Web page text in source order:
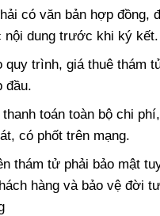
có văn bản hợp đồng,
nội dung trước khi ký kết.
quy trình, giá thuê thám
đầu.
thanh toán toàn bộ chi
có phốt trên mạng.
thám tử phải bảo mật
hàng và bảo vệ đời